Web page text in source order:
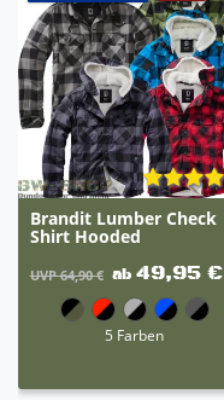
Brandit Lumber Check
Shirt Hooded
UVP 64,90 € ab49,95 €
5 Farben